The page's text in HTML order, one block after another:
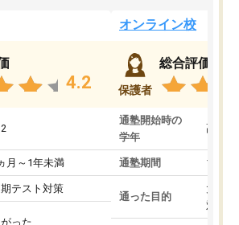
4.2
月～1年未満
テスト対策
がった
オンライン校
保護者
総合評価
通塾開始時の
学年
高3
通塾期間 1～3
通った目的
大学
対策